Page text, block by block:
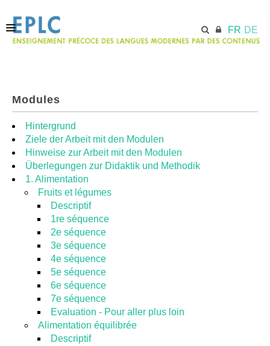
FR DE
MODULES
RESSOURCES
Modules
Hintergrund
Ziele der Arbeit mit den Modulen
Hinweise zur Arbeit mit den Modulen
Überlegungen zur Didaktik und Methodik
1. Alimentation
Fruits et légumes
Descriptif
1re séquence
2e séquence
3e séquence
4e séquence
5e séquence
6e séquence
7e séquence
Evaluation - Pour aller plus loin
Alimentation équilibrée
Descriptif